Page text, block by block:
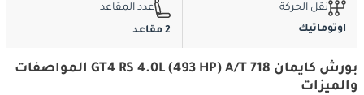
نقل الحركة
اوتوماتيك
عدد المقاعد
2 مقاعد
بورش كايمان 718 GT4 RS 4.0L (493 HP) A/T المواصفات
والميزات